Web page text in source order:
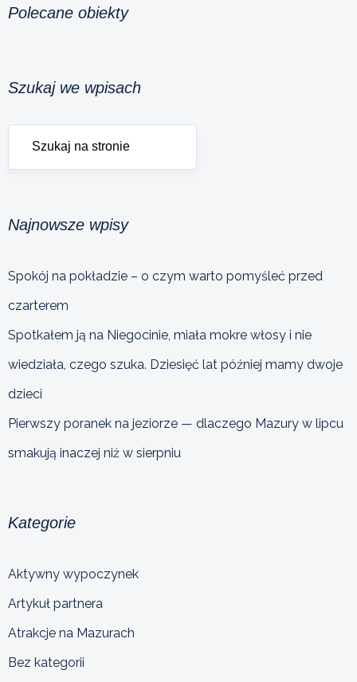
Polecane obiekty
Szukaj we wpisach
Najnowsze wpisy
Spokój na pokładzie – o czym warto pomyśleć przed
czarterem
Spotkałem ją na Niegocinie, miała mokre włosy i nie
wiedziała, czego szuka. Dziesięć lat później mamy dwoje
dzieci
Pierwszy poranek na jeziorze — dlaczego Mazury w lipcu
smakują inaczej niż w sierpniu
Kategorie
Aktywny wypoczynek
Artykuł partnera
Atrakcje na Mazurach
Bez kategorii